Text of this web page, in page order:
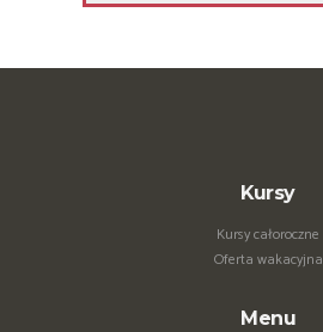
Kursy
Kursy całoroczne
Oferta wakacyjna
Menu